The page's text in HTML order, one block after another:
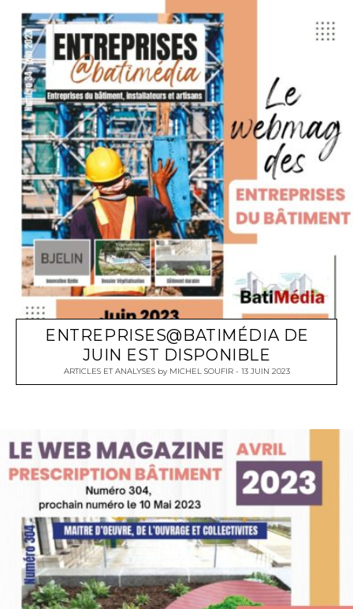
ENTREPRISES@BATIMÉDIA DE
JUIN EST DISPONIBLE
ARTICLES ET ANALYSES by MICHEL SOUFIR 13 JUIN 2023